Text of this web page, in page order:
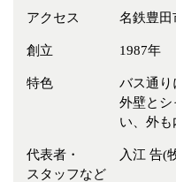
教会
特別集会奉仕者
冠婚葬祭
お店・企業・その他
アクセス 名鉄豊田
創立 1987年
特色
バス通り
外壁とシ
い、外も
代表者・
スタッフなど
入江 告(